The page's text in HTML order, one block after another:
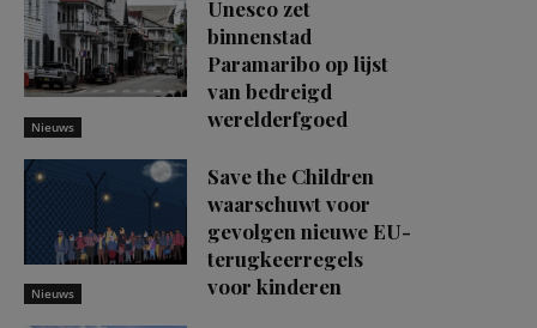
Nieuws
Unesco zet
binnenstad
Paramaribo op lijst
van bedreigd
werelderfgoed
Nieuws
Save the Children
waarschuwt voor
gevolgen nieuwe EU-
terugkeerregels
voor kinderen